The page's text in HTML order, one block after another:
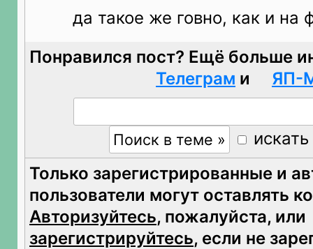
да такое же говно, как и на
Понравился пост? Ещё больше
Телеграм и ЯП-
Только зарегистрированные и
пользователи могут оставлять
Авторизуйтесь, пожалуйста, или
зарегистрируйтесь, если не